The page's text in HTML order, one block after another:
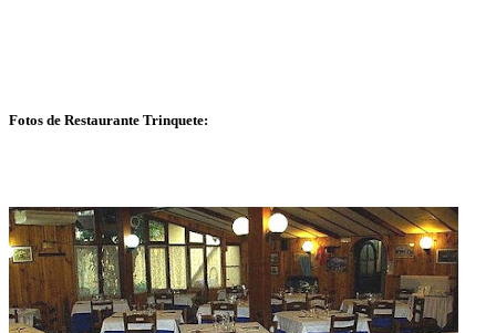
Fotos de Restaurante Trinquete: